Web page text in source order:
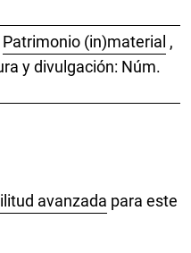
Patrimonio (in)material ,
y divulgación: Núm.
avanzada para este